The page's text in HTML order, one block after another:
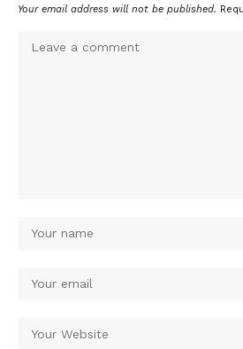
Your email address will not be published.